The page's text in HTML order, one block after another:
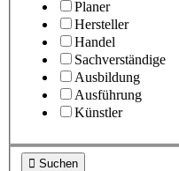
Planer
Hersteller
Handel
Sachverständige
Ausbildung
Ausführung
Künstler
 Suchen